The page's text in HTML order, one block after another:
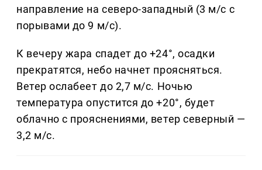
направление на северо-западный (3 м/с с
порывами до 9 м/с).
К вечеру жара спадет до +24°, осадки
прекратятся, небо начнет проясняться.
Ветер ослабеет до 2,7 м/с. Ночью
температура опустится до +20°, будет
облачно с прояснениями, ветер северный —
3,2 м/с.